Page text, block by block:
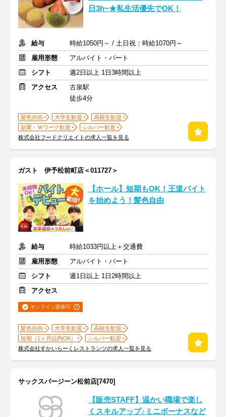
日3h~★私生活優先でOK！
給与
時給1050円～ / 土日祝：時給1070円～
雇用形態
アルバイト・パート
シフト
週2日以上 1日3時間以上
アクセス
古泉駅
徒歩4分
髪色自由 大学生歓迎
高校生歓迎
副業・Ｗワーク歓迎
シルバー歓迎
株式会社フードクリエイトの求人一覧を見る
ガスト 伊予松前町店＜011727＞
【ホール】短期もOK！王道バイト
を始めよう！髪色自由
給与
時給1033円以上＋交通費
雇用形態
アルバイト・パート
シフト
週1日以上 1日2時間以上
アクセス
オンライン面接可
髪色自由 大学生歓迎
高校生歓迎
短期（1ヶ月以内OK）
シルバー歓迎
株式会社すかいらーくレストランツの求人一覧を見る
サックスバージーン松前店[7470]
【販売STAFF】温かい職場で楽し
くスキルアップ♪ミニボーナスなど